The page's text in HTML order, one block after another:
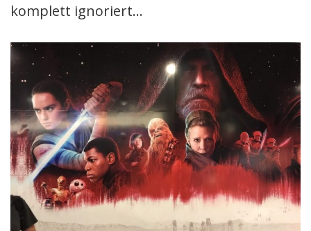
komplett ignoriert…